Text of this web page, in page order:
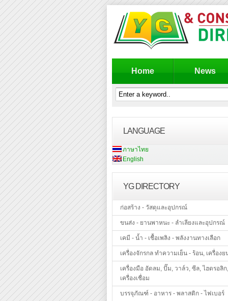
Home News
LANGUAGE
ภาษาไทย
English
YG DIRECTORY
ก่อสร้าง - วัสดุและอุปกรณ์
ขนส่ง - ยานพาหนะ - ลำเลียงและอุปกรณ์
เคมี - น้ำ - เชื้อเพลิง - พลังงานทางเลือก
เครื่องจักรกล ทำความเย็น - ร้อน, เครื่องย
เครื่องมือ อัดลม, ปั๊ม, วาล์ว, ซีล, ไฮดรอลิก,
เครื่องเชื่อม
บรรจุภัณฑ์ - อาหาร - พลาสติก - ไฟเบอร์